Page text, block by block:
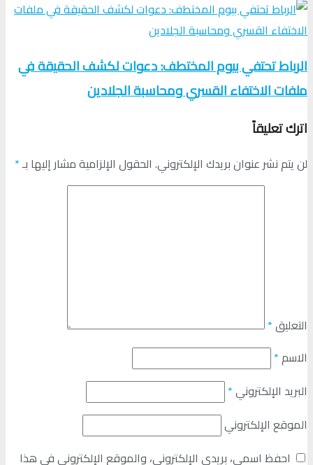
الرباط تحتفي بيوم المختطف: دعوات لكشف الحقيقة في
ملفات الاختفاء القسري ومحاسبة الجلادين
اترك تعليقاً
لن يتم نشر عنوان بريدك الإلكتروني. الحقول الإلزامية مشار إليها بـ*
التعليق*
الاسم*
البريد الإلكتروني*
الموقع الإلكتروني
احفظ اسمي، بريدي الإلكتروني، والموقع الإلكتروني في هذا